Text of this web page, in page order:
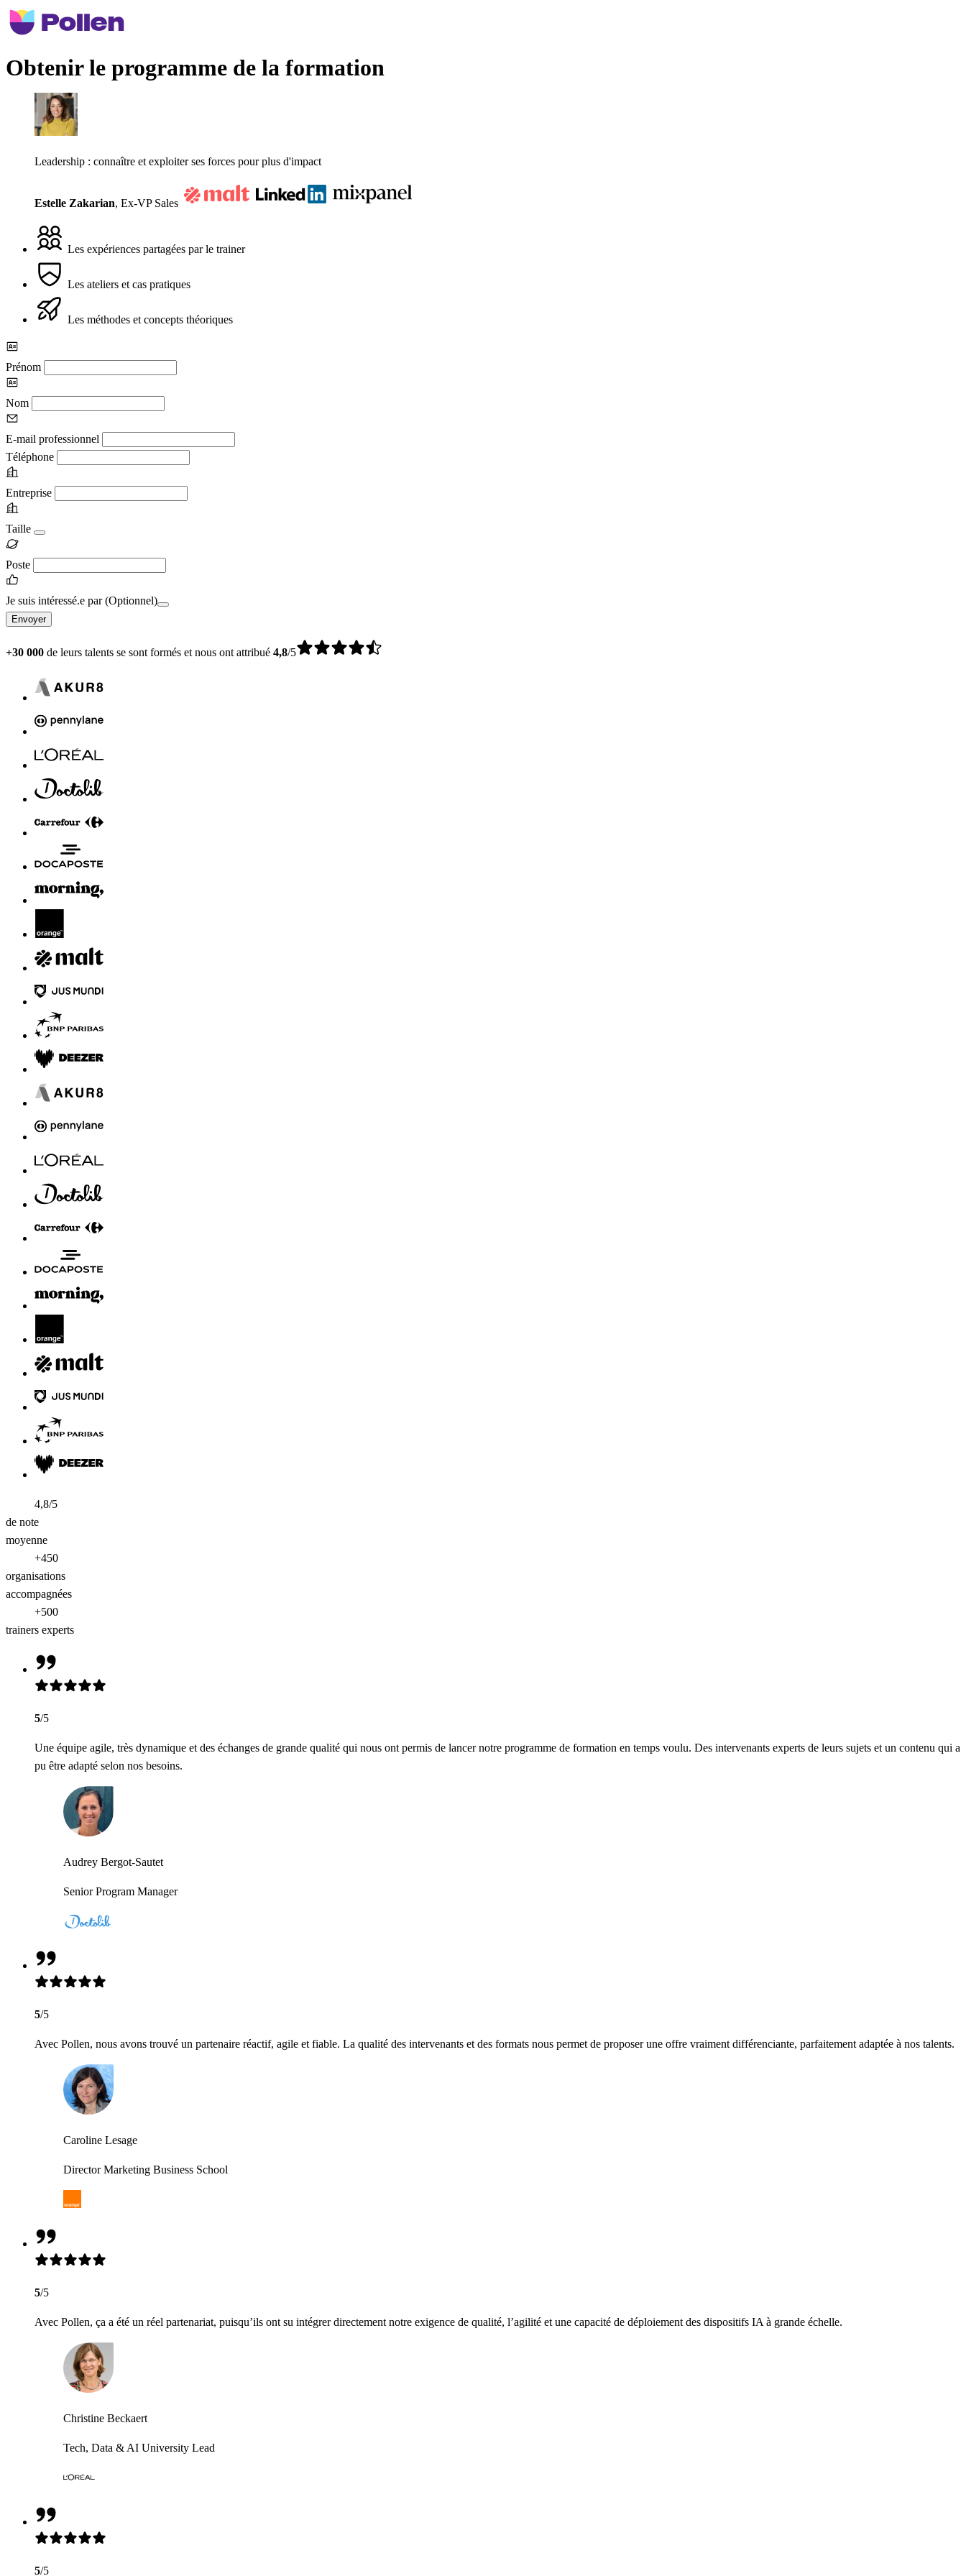
Obtenir le programme de la formation
Leadership : connaître et exploiter ses forces pour plus d'impact
Estelle Zakarian Ex-VP Sales
Les expériences partagées par le trainer
Les ateliers et cas pratiques
Les méthodes et concepts théoriques
Prénom
Nom
E-mail professionnel
Téléphone
Entreprise
Taille
Poste
Je suis intéressé.e par(Optionnel)
Envoyer
+30 000 de leurs talents se sont formés et nous ont attribué 4,8/5
4,8/5
de note
moyenne
+450
organisations
accompagnées
+500
trainers experts
5/5
Une équipe agile, très dynamique et des échanges de grande qualité qui nous ont permis de lancer notre programme de formation en temps voulu. Des intervenants experts de leurs sujets et un contenu qui a
pu être adapté selon nos besoins.
Audrey Bergot-Sautet
Senior Program Manager
5/5
Avec Pollen, nous avons trouvé un partenaire réactif, agile et fiable. La qualité des intervenants et des formats nous permet de proposer une offre vraiment différenciante, parfaitement adaptée à nos talents.
Caroline Lesage
Director Marketing Business School
5/5
Avec Pollen, ça a été un réel partenariat, puisqu’ils ont su intégrer directement notre exigence de qualité, l’agilité et une capacité de déploiement des dispositifs IA à grande échelle.
Christine Beckaert
Tech, Data & AI University Lead
5/5